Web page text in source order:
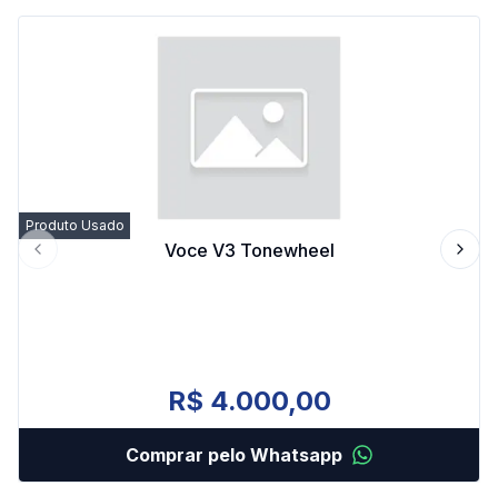
Produto Usado
Voce V3 Tonewheel
R$ 4.000,00
Comprar pelo Whatsapp
Previous slide